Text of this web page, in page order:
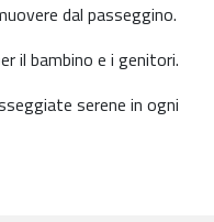
dal passeggino.
il bambino e i genitori.
serene in ogni